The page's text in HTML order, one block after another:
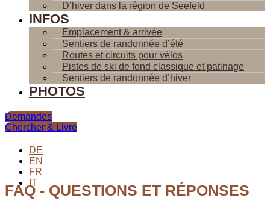
D’hiver dans la région de Seefeld
INFOS
Emplacement & arrivée
Sentiers de randonnée d’été
Routes et circuits pour vélos
Pistes de ski de fond classique et patinage
Sentiers de randonnée d’hiver
PHOTOS
Demandes
Chercher & Livre
DE
EN
FR
IT
FAQ - QUESTIONS ET RÉPONSES